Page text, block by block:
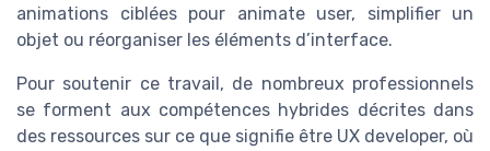
animations ciblées pour animate user, simplifier un
objet ou réorganiser les éléments d’interface.
Pour soutenir ce travail, de nombreux professionnels
se forment aux compétences hybrides décrites dans
des ressources sur ce que signifie être UX developer, où